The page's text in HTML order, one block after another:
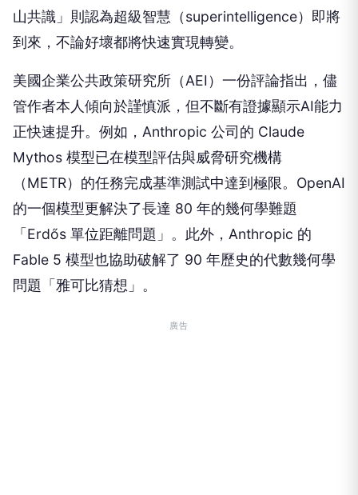
山共識」則認為超級智慧（superintelligence）即將
到來，不論好壞都將快速實現轉變。
美國企業公共政策研究所（AEI）一份評論指出，儘
管作者本人傾向於謹慎派，但不斷有證據顯示AI能力
正快速提升。例如，Anthropic 公司的 Claude
Mythos 模型已在模型評估與威脅研究機構
（METR）的任務完成基準測試中達到極限。OpenAI
的一個模型更解決了長達 80 年的幾何學難題
「Erdős 單位距離問題」。此外，Anthropic 的
Fable 5 模型也協助破解了 90 年歷史的代數幾何學
問題「雅可比猜想」。
廣告